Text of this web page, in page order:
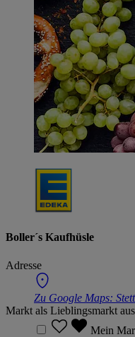
Boller´s Kaufhüsle
Adresse
Zu Google Maps:
Markt als Lieblingsmarkt
Mein